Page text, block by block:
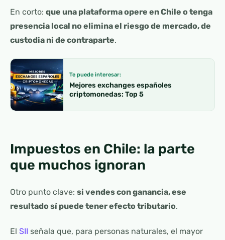
En corto: que una plataforma opere en Chile o tenga
presencia local no elimina el riesgo de mercado, de
custodia ni de contraparte.
Te puede interesar:
Mejores exchanges españoles
criptomonedas: Top 5
Impuestos en Chile: la parte
que muchos ignoran
Otro punto clave: si vendes con ganancia, ese
resultado sí puede tener efecto tributario.
El SII señala que, para personas naturales, el mayor